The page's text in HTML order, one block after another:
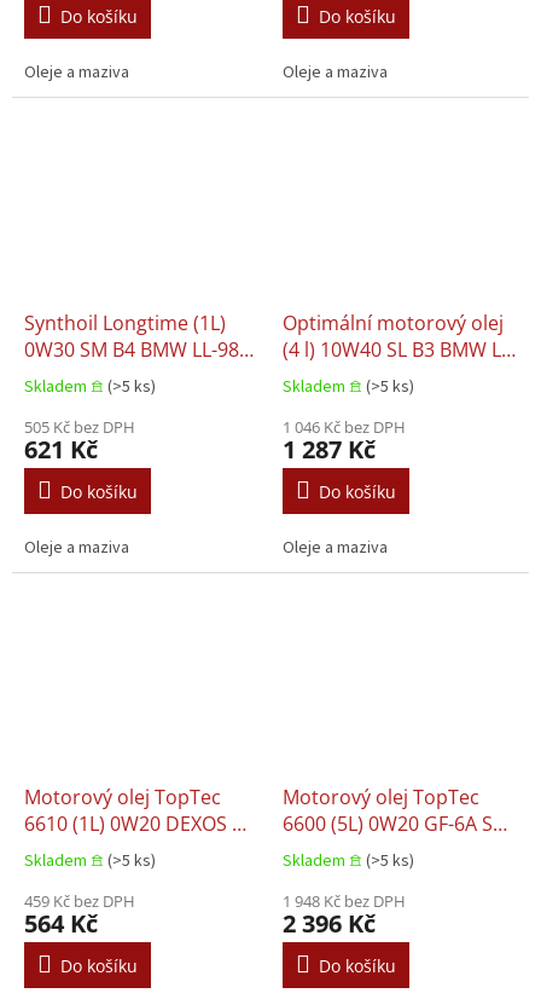
NISSAN PEUGEOT B71
2290 RENAULT RN
Do košíku
Oleje a maziva
9.55535 S3 HAVAL MB
229.31 MB 229.51 MB
229.52 OPEL OV04
Do košíku
Oleje a maziva
Synthoil Longtime (1L)
0W30 SM B4 BMW LL-98
MB 229.3 VW 502.00 VW
Skladem 𖠿 (>5 ks)
505 Kč bez DPH
621 Kč
Do košíku
Oleje a maziva
Optimální motorový olej
(4 l) 10W40 SL B3 BMW LL-
98 MB 229.1 PORSCHE
A40 VW 502.00 VW 505.00
Skladem 𖠿 (>5 ks)
1 046 Kč bez DPH
1 287 Kč
Do košíku
Oleje a maziva
Motorový olej TopTec
6610 (1L) 0W20 DEXOS D
FORD M2C952 A1 JAGUAR
03.5006 LAND ROVER
03.5006 MB 229.71 OPEL
OV0401547
Skladem 𖠿 (>5 ks)
459 Kč bez DPH
564 Kč
Do košíku
Motorový olej TopTec
6600 (5L) 0W20 GF-6A SP
BMW LL-17 FE+ CHRYSLER
MS-12145 FORD M2C947
B1 JAGUAR 03.5006 LAND
ROVER 03.5006 MB 229.71
OPEL OV0401547
VAUXHALL OV0401547
Skladem 𖠿 (>5 ks)
1 948 Kč bez DPH
2 396 Kč
Do košíku